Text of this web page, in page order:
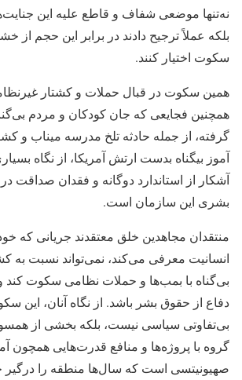
نه‌تنها موضعی شفاف و قاطع علیه این جنایت‌ها
بلکه عملاً ترجیح دادند در برابر این حجم از
سکوت اختیار کنند.
همین سکوت در قبال حملات و کشتار
همچنین فجایعی که جان کودکان و مردم
آموز بیگناه بدست ارتش آمریکا، از نگاه
آشکار از استاندارد دوگانه و فقدان صداقت
بشری این سازمان است.
منتقدان مجاهدین خلق معتقدند جریانی که
انسانیت معرفی می‌کند، نمی‌تواند نسبت به
بی‌گناه با بمب‌ها و حملات نظامی سکوت
دفاع از حقوق بشر باشد. از نگاه آنان، این
بی‌تفاوتی سیاسی نیست، بلکه بخشی از
گروه با پروژه‌ها و منافع قدرت‌هایی همچون
صهیونیتسی است که سال‌ها منطقه را